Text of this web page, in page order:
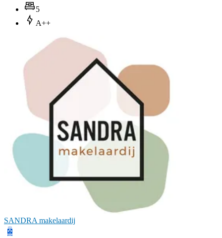
5
A++
SANDRA makelaardij